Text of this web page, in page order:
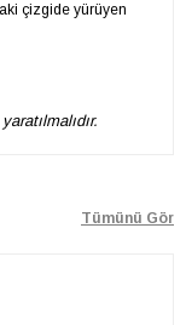
çizgide yürüyen
Tümünü Gör